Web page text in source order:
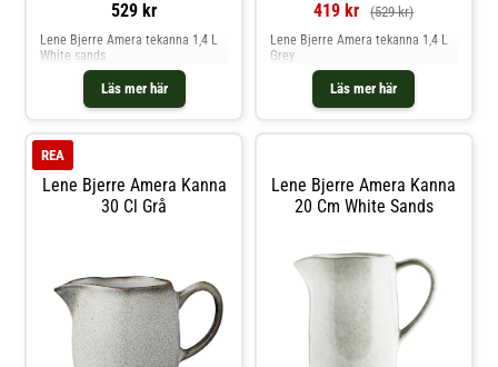
529 kr
Läs mer här
Lene Bjerre Amera tekanna 1,4 L
White sands
419 kr (529 kr)
Läs mer här
Lene Bjerre Amera tekanna 1,4 L
Grey
Lene Bjerre Amera Kanna
30 Cl Grå
REA
Lene Bjerre Amera Kanna
20 Cm White Sands